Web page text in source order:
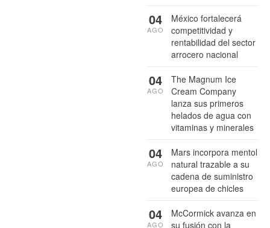
México fortalecerá
competitividad y
rentabilidad del sector
arrocero nacional
04
AGO
The Magnum Ice
Cream Company
lanza sus primeros
helados de agua con
vitaminas y minerales
04
AGO
Mars incorpora mentol
natural trazable a su
cadena de suministro
europea de chicles
04
AGO
McCormick avanza en
su fusión con la
04
AGO